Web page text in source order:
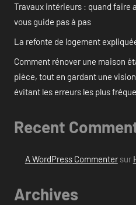
Travaux intérieurs : quand faire
vous guide pas à pas
La refonte de logement
Comment rénover une maison
pièce, tout en gardant une
évitant les erreurs les plus
Recent
A WordPress Commentersur
Archives